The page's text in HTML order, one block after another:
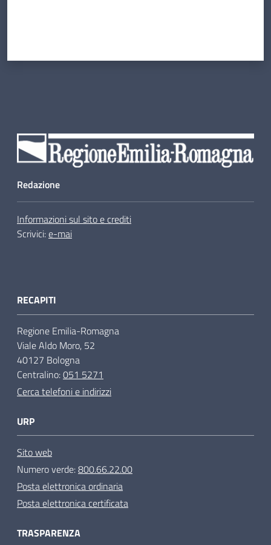
Redazione
Informazioni sul sito e crediti
Scrivici:e-mai
RECAPITI
Regione Emilia-Romagna
Viale Aldo Moro, 52
40127 Bologna
Centralino:051 5271
Cerca telefoni e indirizzi
URP
Sito web
Numero verde:800.66.22.00
Posta elettronica ordinaria
Posta elettronica certificata
TRASPARENZA